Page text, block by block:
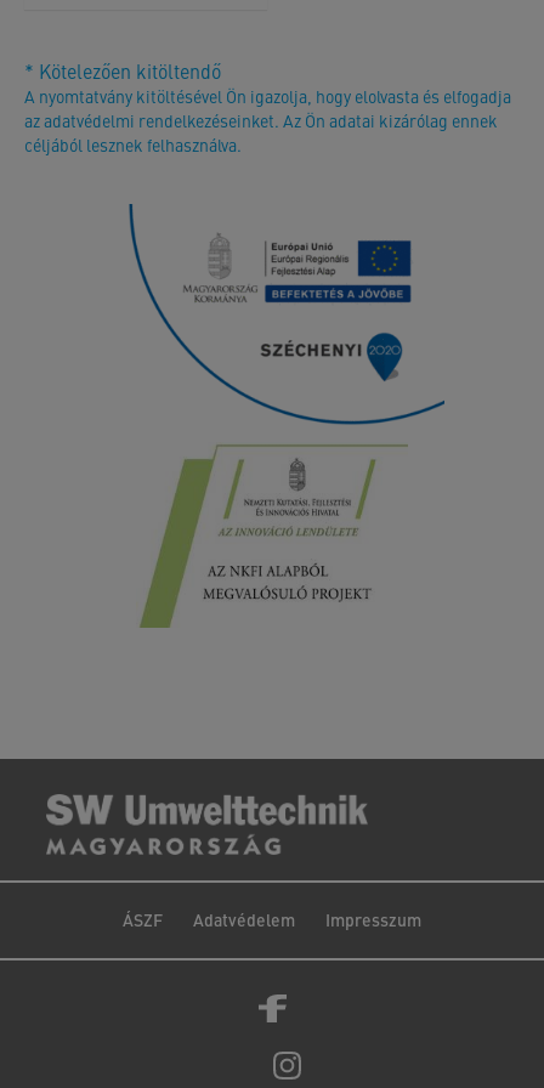
* Kötelezően kitöltendő
A nyomtatvány kitöltésével Ön igazolja, hogy elolvasta és elfogadja
az adatvédelmi rendelkezéseinket. Az Ön adatai kizárólag ennek
céljából lesznek felhasználva.
ÁSZF Adatvédelem Impresszum